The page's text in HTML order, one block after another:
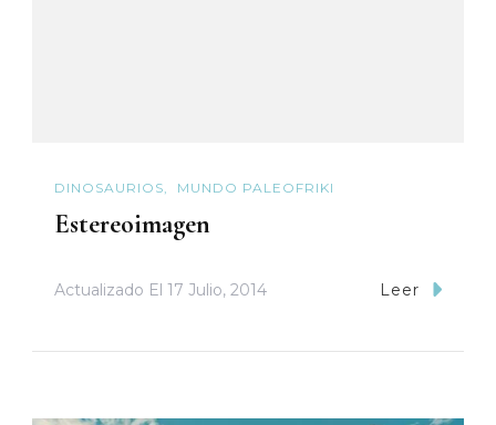
DINOSAURIOS MUNDO PALEOFRIKI
Estereoimagen
Actualizado El 17 Julio, 2014 Leer